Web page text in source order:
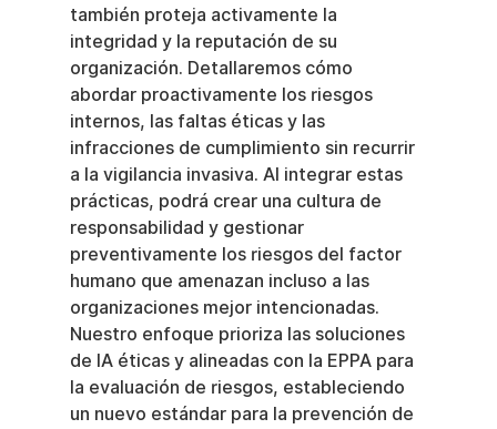
también proteja activamente la
integridad y la reputación de su
organización. Detallaremos cómo
abordar proactivamente los riesgos
internos, las faltas éticas y las
infracciones de cumplimiento sin recurrir
a la vigilancia invasiva. Al integrar estas
prácticas, podrá crear una cultura de
responsabilidad y gestionar
preventivamente los riesgos del factor
humano que amenazan incluso a las
organizaciones mejor intencionadas.
Nuestro enfoque prioriza las soluciones
de IA éticas y alineadas con la EPPA para
la evaluación de riesgos, estableciendo
un nuevo estándar para la prevención de